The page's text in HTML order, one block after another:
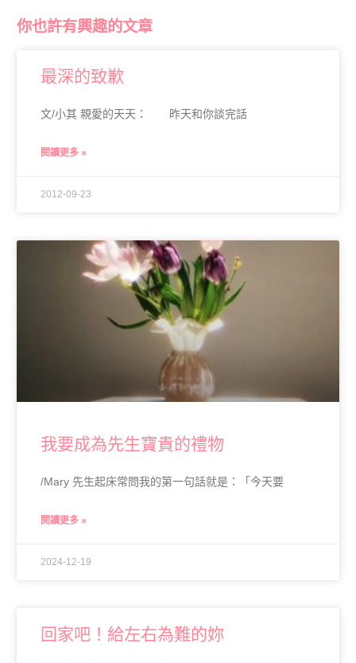
你也許有興趣的文章
最深的致歉
文/小其 親愛的天天： 昨天和你談完話
閱讀更多 »
2012-09-23
我要成為先生寶貴的禮物
/Mary 先生起床常問我的第一句話就是：「今天要
閱讀更多 »
2024-12-19
回家吧！給左右為難的妳